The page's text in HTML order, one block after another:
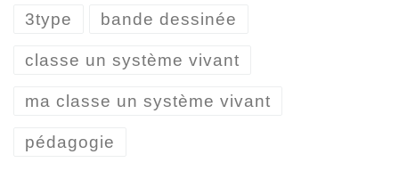
3type bande dessinée
classe un système vivant
ma classe un système vivant
pédagogie